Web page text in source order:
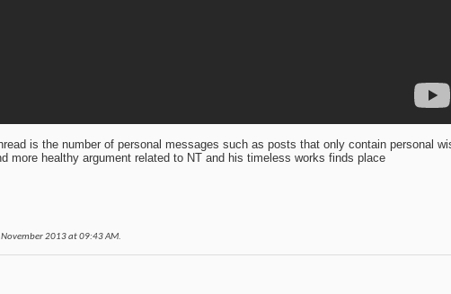
is the number of personal messages such as posts that only contain personal
more healthy argument related to NT and his timeless works finds place
2013 at09:43 AM.